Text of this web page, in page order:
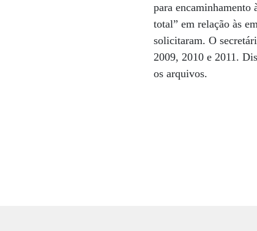
para encaminhamento
total” em relação às
solicitaram. O
2009, 2010 e 2011.
os arquivos.